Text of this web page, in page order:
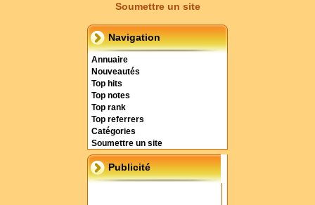
Soumettre un site
Navigation
Annuaire
Nouveautés
Top hits
Top notes
Top rank
Top referrers
Catégories
Soumettre un site
Publicité